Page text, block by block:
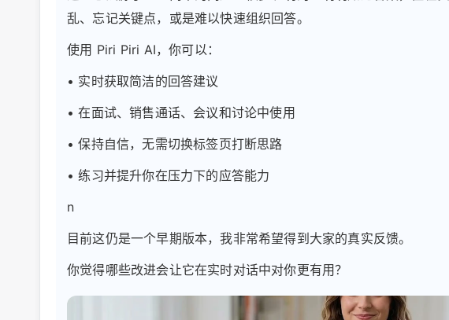
乱、忘记关键点，或是难以快速组织回答。
使用 Piri Piri AI，你可以：
• 实时获取简洁的回答建议
• 在面试、销售通话、会议和讨论中使用
• 保持自信，无需切换标签页打断思路
• 练习并提升你在压力下的应答能力
n
目前这仍是一个早期版本，我非常希望得到大家的真实反馈。
你觉得哪些改进会让它在实时对话中对你更有用？